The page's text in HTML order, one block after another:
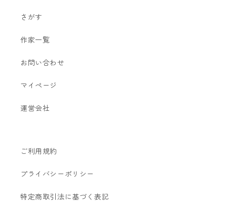
さがす
作家一覧
お問い合わせ
マイページ
運営会社
ご利用規約
プライバシーポリシー
特定商取引法に基づく表記